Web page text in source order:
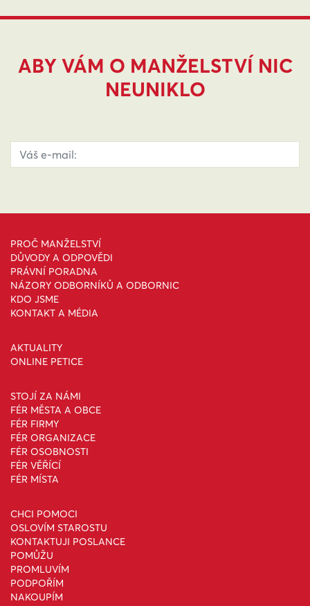
ABY VÁM O MANŽELSTVÍ NIC
NEUNIKLO
PROČ MANŽELSTVÍ
DŮVODY A ODPOVĚDI
PRÁVNÍ PORADNA
NÁZORY ODBORNÍKŮ A ODBORNIC
KDO JSME
KONTAKT A MÉDIA
AKTUALITY
ONLINE PETICE
STOJÍ ZA NÁMI
FÉR MĚSTA A OBCE
FÉR FIRMY
FÉR ORGANIZACE
FÉR OSOBNOSTI
FÉR VĚŘÍCÍ
FÉR MÍSTA
CHCI POMOCI
OSLOVÍM STAROSTU
KONTAKTUJI POSLANCE
POMŮŽU
PROMLUVÍM
PODPOŘÍM
NAKOUPÍM